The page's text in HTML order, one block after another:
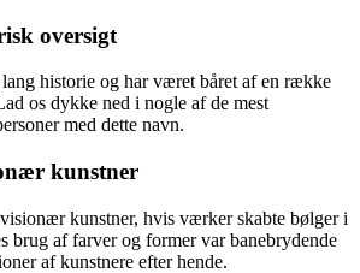
oversigt
historie og har været båret af en række
os dykke ned i nogle af de mest
med dette navn.
kunstner
kunstner, hvis værker skabte bølger i
brug af farver og former var banebrydende
af kunstnere efter hende.